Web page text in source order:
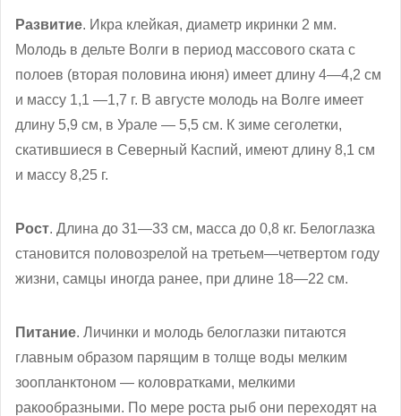
Развитие. Икра клейкая, диаметр икринки 2 мм.
Молодь в дельте Волги в период массового ската с
полоев (вторая половина июня) имеет длину 4—4,2 см
и массу 1,1 —1,7 г. В августе молодь на Волге имеет
длину 5,9 см, в Урале — 5,5 см. К зиме сеголетки,
скатившиеся в Северный Каспий, имеют длину 8,1 см
и массу 8,25 г.
Рост. Длина до 31—33 см, масса до 0,8 кг. Белоглазка
становится половозрелой на третьем—четвертом году
жизни, самцы иногда ранее, при длине 18—22 см.
Питание. Личинки и молодь белоглазки питаются
главным образом парящим в толще воды мелким
зоопланктоном — коловратками, мелкими
ракообразными. По мере роста рыб они переходят на